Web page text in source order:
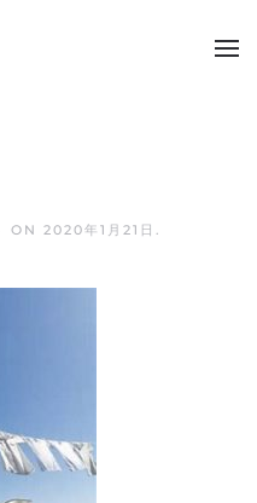
ON 2020年1月21日 .